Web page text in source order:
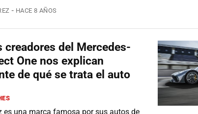
HACE 8 AÑOS
creadores del Mercedes-
One nos explican
de qué se trata el auto
es una marca famosa por sus autos de